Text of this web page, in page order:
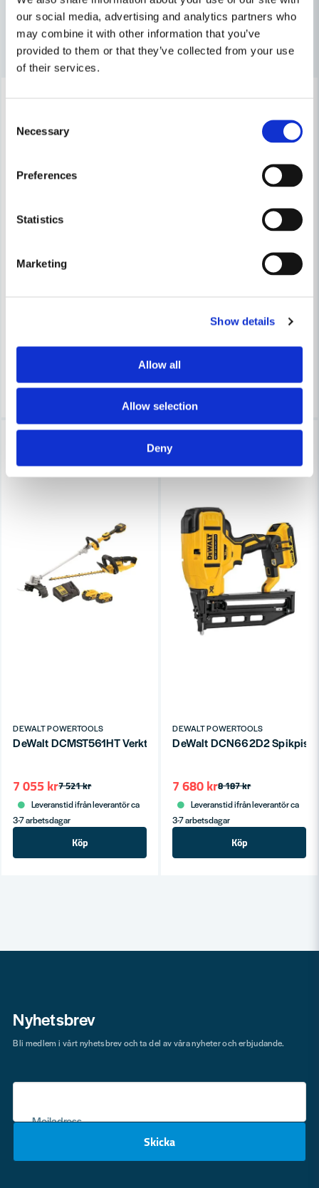
our social media, advertising and analytics partners who
may combine it with other information that you’ve
provided to them or that they’ve collected from your use
of their services.
Selection
Necessary
Preferences
Statistics
Marketing
Show details
Allow all
Allow selection
Deny
Ja, ni får publicera min fråga
Andra produkter i kategorin
DEWALT POWERTOOLS
Leveranstid ifrån leverantör ca
Köp
700 kr
Köp
DEWALT POWERTOOLS
DeWalt DCMST561HT Verktygspaket 18V XR (2x5,0Ah)
7 521 kr
7 055 kr
Leveranstid ifrån leverantör ca
3-7 arbetsdagar
Köp
-6%
DEWALT POWERTOOLS
8 187 kr
7 680 kr
Leveranstid ifrån leverantör ca
3-7 arbetsdagar
Köp
Nyhetsbrev
Mejladress
Skicka
Bli medlem i vårt nyhetsbrev och ta del av våra nyheter och erbjudande.